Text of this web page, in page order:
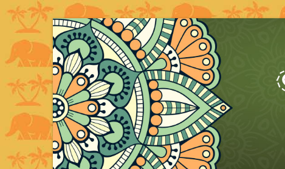
S
k
i
p
t
o
c
o
n